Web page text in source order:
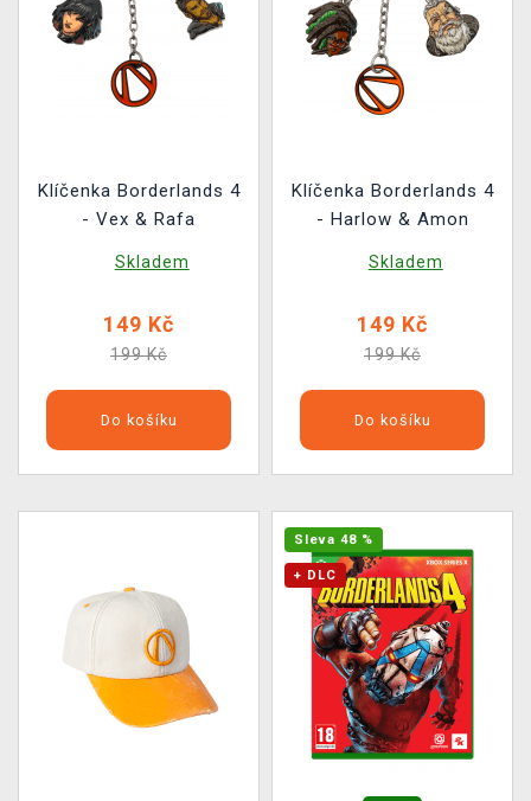
Klíčenka Borderlands 4
- Vex & Rafa
Skladem
149 Kč
199 Kč
Do košíku
Klíčenka Borderlands 4
- Harlow & Amon
Skladem
149 Kč
199 Kč
Do košíku
Sleva 48 %
+ DLC